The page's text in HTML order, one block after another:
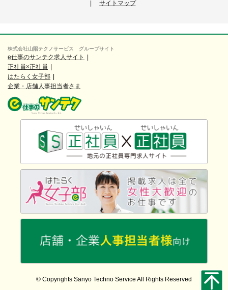
サイトマップ
株式会社山陽テクノサービス グループサイト
e仕事のサンテク求人サイト
正社員×正社員
はたらく女子部
企業・店舗人事担当者さま
© Copyrights Sanyo Techno Service All Rights Reserved